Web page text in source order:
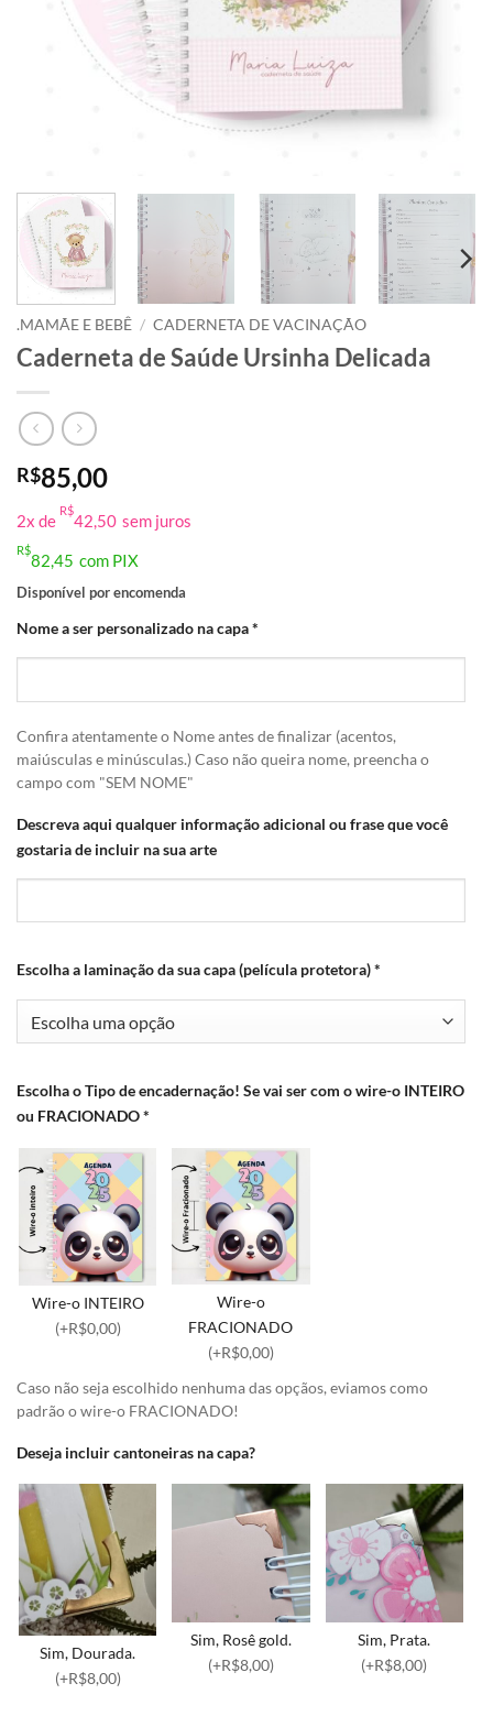
.MAMÃE E BEBÊ / CADERNETA DE VACINAÇÃO
Caderneta de Saúde Ursinha Delicada
R$85,00
2x de
R$
42,50 sem juros
R$
82,45 com PIX
Disponível por encomenda
Nome a ser personalizado na capa*
Confira atentamente o Nome antes de finalizar (acentos,
maiúsculas e minúsculas.) Caso não queira nome, preencha o
campo com "SEM NOME"
Descreva aqui qualquer informação adicional ou frase que você
gostaria de incluir na sua arte
Escolha a laminação da sua capa (película protetora)*
Escolha o Tipo de encadernação! Se vai ser com o wire-o INTEIRO
ou FRACIONADO*
Wire-o INTEIRO
(+R$0,00)
Wire-o
FRACIONADO
(+R$0,00)
Caso não seja escolhido nenhuma das opçãos, eviamos como
padrão o wire-o FRACIONADO!
Deseja incluir cantoneiras na capa?
Sim, Dourada.
(+R$8,00)
Sim, Rosê gold.
(+R$8,00)
Sim, Prata.
(+R$8,00)